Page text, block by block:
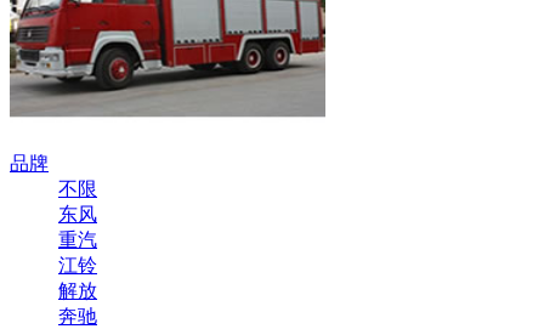
品牌
不限
东风
重汽
江铃
解放
奔驰